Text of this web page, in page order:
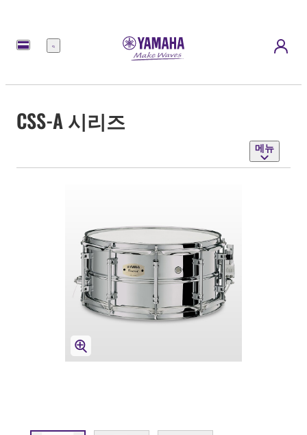
메
CSS-A 시리즈
메뉴